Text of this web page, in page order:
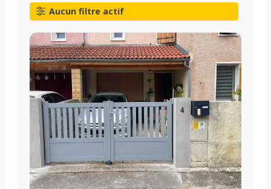
Aucun filtre actif